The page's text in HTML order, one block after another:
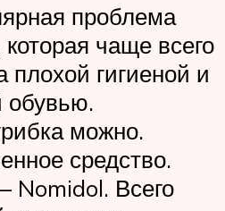
проблема
чаще всего
плохой гигиеной и
обувью.
можно.
средство.
Nomidol. Всего